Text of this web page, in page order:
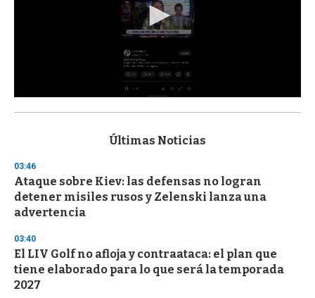
s
d
s
o
f
3
s
e
c
o
n
Últimas Noticias
03:46
Ataque sobre Kiev: las defensas no logran
detener misiles rusos y Zelenski lanza una
advertencia
03:40
El LIV Golf no afloja y contraataca: el plan que
tiene elaborado para lo que será la temporada
2027